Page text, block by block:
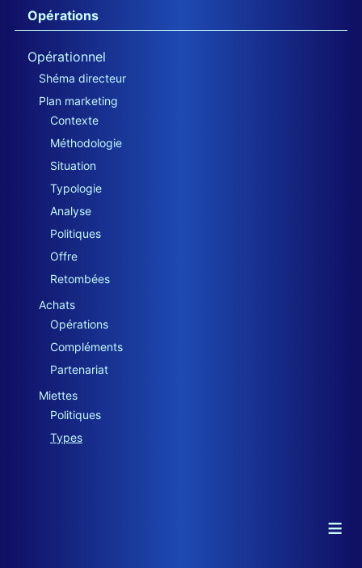
Opérations
Opérationnel
Shéma directeur
Plan marketing
Contexte
Méthodologie
Situation
Typologie
Analyse
Politiques
Offre
Retombées
Achats
Opérations
Compléments
Partenariat
Miettes
Politiques
Types
≡